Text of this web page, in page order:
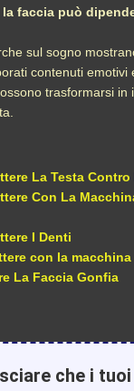
faccia può
sul sogno
contenuti emotivi
trasformarsi in
La Testa Contro
Con La
I Denti
con la macchina
La Faccia Gonfia
che i